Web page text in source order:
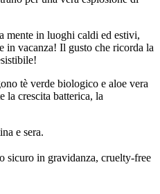
mente in luoghi caldi ed estivi,
in vacanza! Il gusto che ricorda la
tè verde biologico e aloe vera
la crescita batterica, la
e sera.
sicuro in gravidanza, cruelty-free